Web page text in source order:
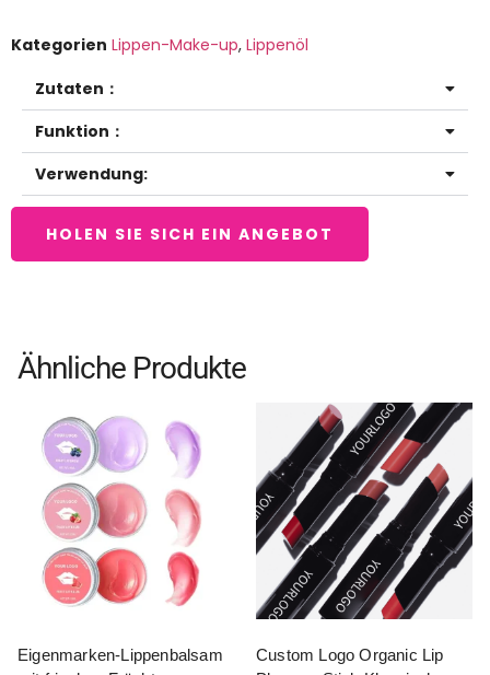
Kategorien Lippen-Make-up, Lippenöl
Zutaten：
Funktion：
Verwendung:
HOLEN SIE SICH EIN ANGEBOT
Ähnliche Produkte
Eigenmarken-Lippenbalsam
Custom Logo Organic Lip